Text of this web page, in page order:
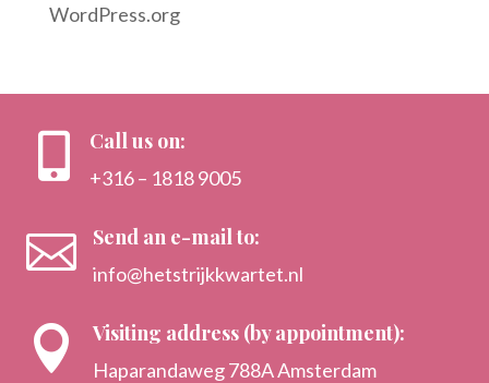
WordPress.org
 Call us on:
+316 – 1818 9005
 Send an e-mail to:
info@hetstrijkkwartet.nl
 Visiting address (by appointment):
Haparandaweg 788A Amsterdam